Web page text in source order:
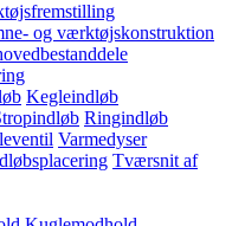
og værktøjskonstruktion
Kegleindløb
Ringindløb
Varmedyser
Tværsnit af